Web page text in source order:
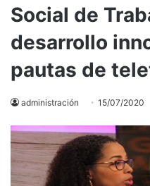
Social de
desarrollo
pautas de
administración 15/07/2020